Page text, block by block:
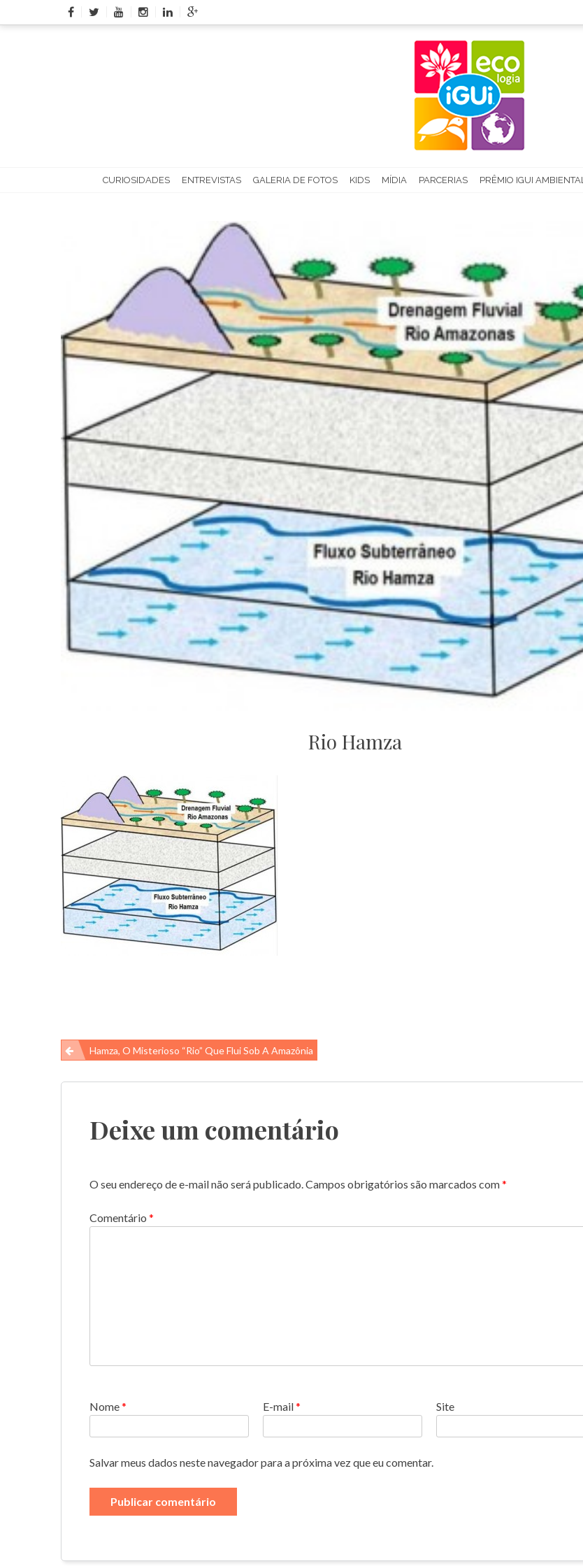
to
CURIOSIDADES ENTREVISTAS GALERIA DE FOTOS KIDS MÍDIA PARCERIAS PRÊMIO IGUI AMBIENTAL
Rio Hamza
Navegação
de
Hamza, O Misterioso “rio” Que Flui Sob A Amazônia
Deixe um comentário
O seu endereço de e-mail não será publicado.Campos obrigatórios são marcados com*
Comentário *
Nome* E-mail* Site
Salvar meus dados neste navegador para a próxima vez que eu comentar.